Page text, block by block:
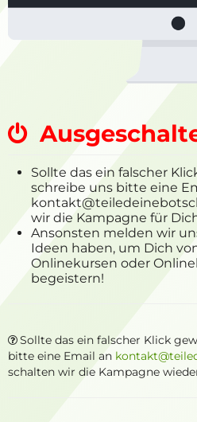
Sollte das ein falscher
schreibe uns bitte eine
wir die Kampagne für
Ansonsten melden wir
Ideen haben, um Dich
Onlinekursen oder
begeistern!
Sollte das ein falscher Klick
bitte eine Email an
schalten wir die Kampagne